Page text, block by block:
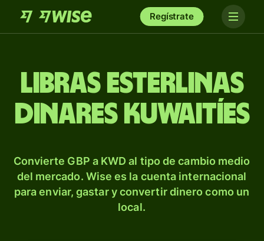
Regístrate
Libras esterlinas
dinares kuwaitíes
Convierte GBP a KWD al tipo de cambio medio
del mercado. Wise es la cuenta internacional
para enviar, gastar y convertir dinero como un
local.